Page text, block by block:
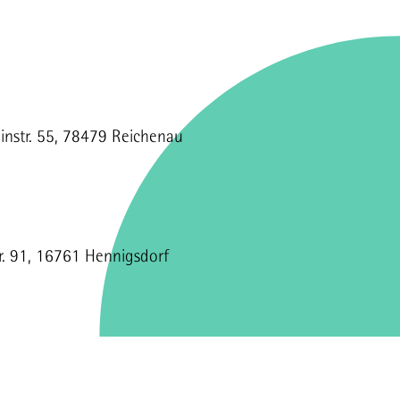
55, 78479 Reichenau
91, 16761 Hennigsdorf